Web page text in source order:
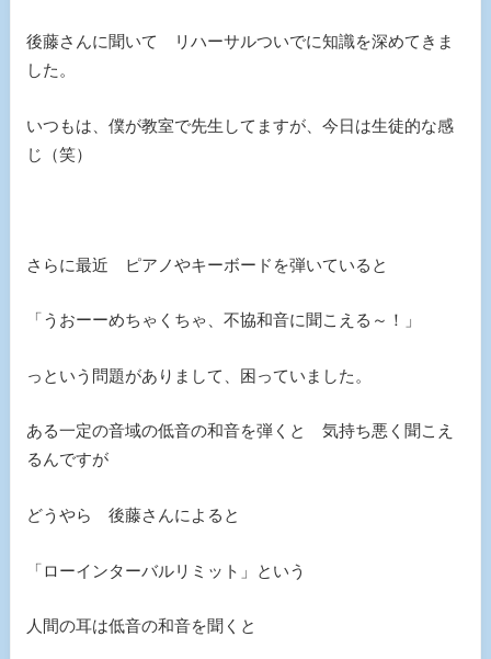
後藤さんに聞いて リハーサルついでに知識を深めてきま
した。
いつもは、僕が教室で先生してますが、今日は生徒的な感
じ（笑）
さらに最近 ピアノやキーボードを弾いていると
「うおーーめちゃくちゃ、不協和音に聞こえる～！」
っという問題がありまして、困っていました。
ある一定の音域の低音の和音を弾くと 気持ち悪く聞こえ
るんですが
どうやら 後藤さんによると
「ローインターバルリミット」という
人間の耳は低音の和音を聞くと